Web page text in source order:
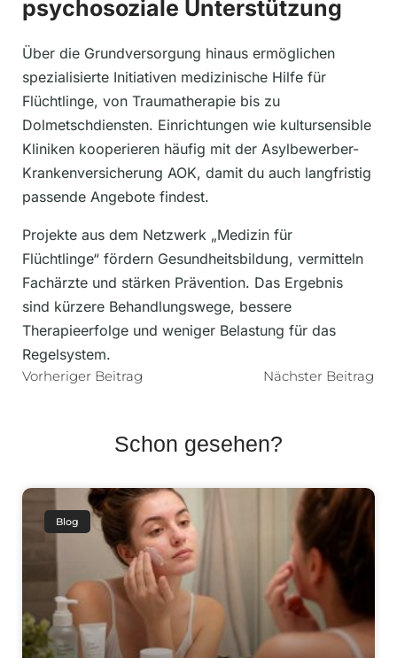
psychosoziale Unterstützung
Über die Grundversorgung hinaus ermöglichen
spezialisierte Initiativen medizinische Hilfe für
Flüchtlinge, von Traumatherapie bis zu
Dolmetschdiensten. Einrichtungen wie kultursensible
Kliniken kooperieren häufig mit der Asylbewerber-
Krankenversicherung AOK, damit du auch langfristig
passende Angebote findest.
Projekte aus dem Netzwerk „Medizin für
Flüchtlinge“ fördern Gesundheitsbildung, vermitteln
Fachärzte und stärken Prävention. Das Ergebnis
sind kürzere Behandlungswege, bessere
Therapieerfolge und weniger Belastung für das
Regelsystem.
Vorheriger Beitrag Nächster Beitrag
Schon gesehen?
Blog